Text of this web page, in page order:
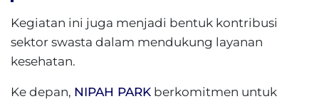
Kegiatan ini juga menjadi bentuk kontribusi
sektor swasta dalam mendukung layanan
kesehatan.
Ke depan, NIPAH PARK berkomitmen untuk